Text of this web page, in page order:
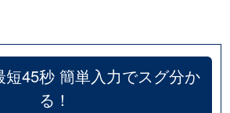
短45秒 簡単入力でスグ分か
る！